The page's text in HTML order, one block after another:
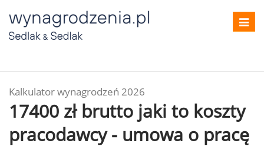
Kalkulator wynagrodzeń 2026
17400 zł brutto jaki to koszty
pracodawcy - umowa o pracę